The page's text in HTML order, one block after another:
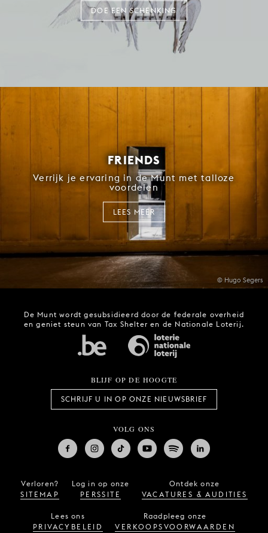
DOE EEN SCHENKING
© Hugo Segers
FRIENDS
Verrijk je ervaring in de Munt met talloze
voordelen
LEES MEER
De Munt wordt gesubsidieerd door de federale overheid
en geniet steun van Tax Shelter en de Nationale Loterij.
BLIJF OP DE HOOGTE
SCHRIJF U IN OP ONZE NIEUWSBRIEF
VOLG ONS
Verloren?
SITEMAP
Log in op onze
PERSSITE
Ontdek onze
VACATURES & AUDITIES
Lees ons
PRIVACYBELEID
Raadpleeg onze
VERKOOPSVOORWAARDEN